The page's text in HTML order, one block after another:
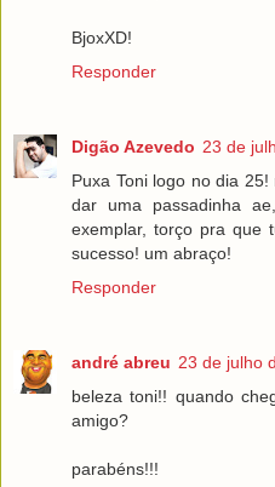
BjoxXD!
Responder
Digão Azevedo 23 de
Puxa Toni logo no dia
dar uma passadinha
exemplar, torço pra que
sucesso! um abraço!
Responder
andré abreu 23 de julho
beleza toni!! quando
amigo?
parabéns!!!